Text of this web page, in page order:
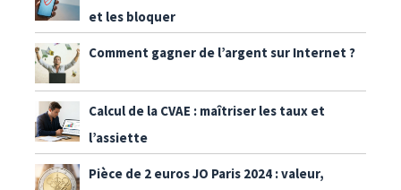
et les bloquer
Comment gagner de l’argent sur Internet ?
Calcul de la CVAE : maîtriser les taux et
l’assiette
Pièce de 2 euros JO Paris 2024 : valeur,